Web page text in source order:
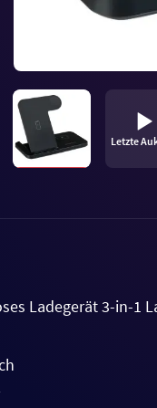
Letzte
Ladegerät 3-in-1